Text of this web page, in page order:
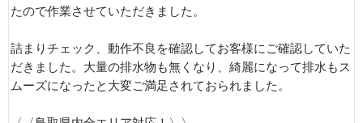
たので作業させていただきました。
詰まりチェック、動作不良を確認してお客様にご確認していた
だきました。大量の排水物も無くなり、綺麗になって排水もス
ムーズになったと大変ご満足されておられました。